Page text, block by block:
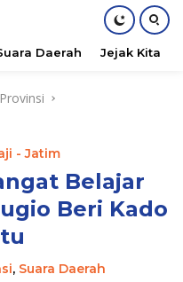
Daerah Jejak Kita
- Jatim
Belajar
Beri Kado
, Suara Daerah